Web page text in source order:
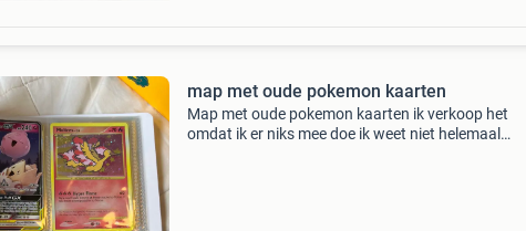
map met oude pokemon kaarten
Map met oude pokemon kaarten ik verkoop het
omdat ik er niks mee doe ik weet niet helemaal